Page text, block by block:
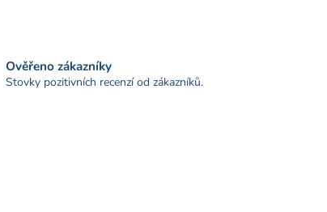
Ověřeno zákazníky
Stovky pozitivních recenzí od zákazníků.